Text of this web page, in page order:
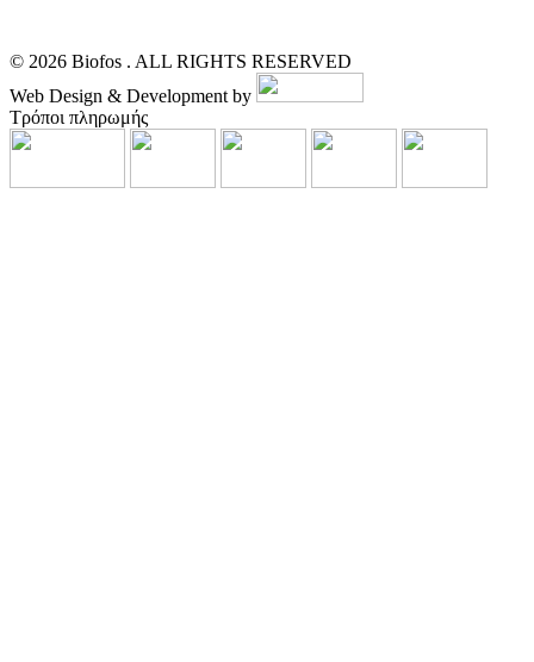
© 2026 Biofos . ALL RIGHTS RESERVED
Web Design & Development by
Τρόποι πληρωμής